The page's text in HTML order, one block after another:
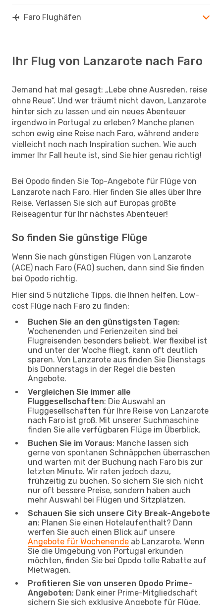
Faro Flughäfen
Ihr Flug von Lanzarote nach Faro
Jemand hat mal gesagt: „Lebe ohne Ausreden, reise
ohne Reue“. Und wer träumt nicht davon, Lanzarote
hinter sich zu lassen und ein neues Abenteuer
irgendwo in Portugal zu erleben? Manche planen
schon ewig eine Reise nach Faro, während andere
vielleicht noch nach Inspiration suchen. Wie auch
immer Ihr Fall heute ist, sind Sie hier genau richtig!
Bei Opodo finden Sie Top-Angebote für Flüge von
Lanzarote nach Faro. Hier finden Sie alles über Ihre
Reise. Verlassen Sie sich auf Europas größte
Reiseagentur für Ihr nächstes Abenteuer!
So finden Sie günstige Flüge
Wenn Sie nach günstigen Flügen von Lanzarote
(ACE) nach Faro (FAO) suchen, dann sind Sie finden
bei Opodo richtig.
Hier sind 5 nützliche Tipps, die Ihnen helfen, Low-
cost Flüge nach Faro zu finden:
Buchen Sie an den günstigsten Tagen:
Wochenenden und Ferienzeiten sind bei
Flugreisenden besonders beliebt. Wer flexibel ist
und unter der Woche fliegt, kann oft deutlich
sparen. Von Lanzarote aus finden Sie Dienstags
bis Donnerstags in der Regel die besten
Angebote.
Vergleichen Sie immer alle
Fluggesellschaften: Die Auswahl an
Fluggesellschaften für Ihre Reise von Lanzarote
nach Faro ist groß. Mit unserer Suchmaschine
finden Sie alle verfügbaren Flüge im Überblick.
Buchen Sie im Voraus: Manche lassen sich
gerne von spontanen Schnäppchen überraschen
und warten mit der Buchung nach Faro bis zur
letzten Minute. Wir raten jedoch dazu,
frühzeitig zu buchen. So sichern Sie sich nicht
nur oft bessere Preise, sondern haben auch
mehr Auswahl bei Flügen und Sitzplätzen.
Schauen Sie sich unsere City Break-Angebote
an: Planen Sie einen Hotelaufenthalt? Dann
werfen Sie auch einen Blick auf unsere
Angebote für Wochenende ab Lanzarote. Wenn
Sie die Umgebung von Portugal erkunden
möchten, finden Sie bei Opodo tolle Rabatte auf
Mietwagen.
Profitieren Sie von unseren Opodo Prime-
Angeboten: Dank einer Prime-Mitgliedschaft
sichern Sie sich exklusive Angebote für Flüge,